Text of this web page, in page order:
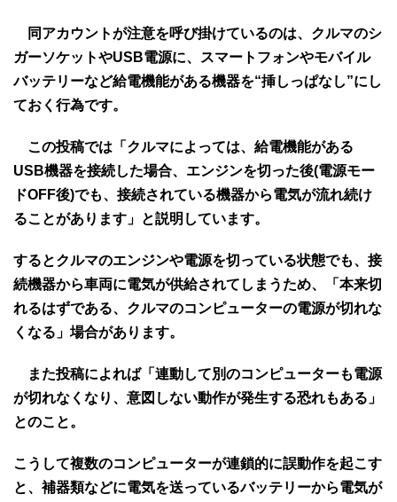
同アカウントが注意を呼び掛けているのは、クルマのシ
ガーソケットやUSB電源に、スマートフォンやモバイル
バッテリーなど給電機能がある機器を“挿しっぱなし”にし
ておく行為です。
この投稿では「クルマによっては、給電機能がある
USB機器を接続した場合、エンジンを切った後(電源モー
ドOFF後)でも、接続されている機器から電気が流れ続け
ることがあります」と説明しています。
するとクルマのエンジンや電源を切っている状態でも、接
続機器から車両に電気が供給されてしまうため、「本来切
れるはずである、クルマのコンピューターの電源が切れな
くなる」場合があります。
また投稿によれば「連動して別のコンピューターも電源
が切れなくなり、意図しない動作が発生する恐れもある」
とのこと。
こうして複数のコンピューターが連鎖的に誤動作を起こす
と、補器類などに電気を送っているバッテリーから電気が